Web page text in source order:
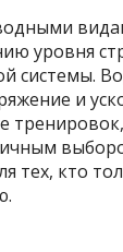
уровня
системы.
и
тех, кто